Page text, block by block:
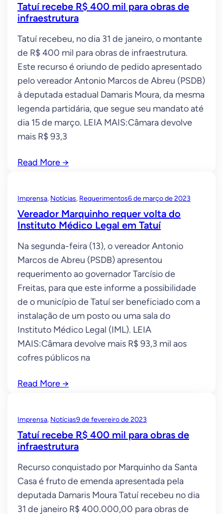
Tatuí recebe R$ 400 mil para obras de
infraestrutura
Tatuí recebeu, no dia 31 de janeiro, o montante
de R$ 400 mil para obras de infraestrutura.
Este recurso é oriundo de pedido apresentado
pelo vereador Antonio Marcos de Abreu (PSDB)
à deputada estadual Damaris Moura, da mesma
legenda partidária, que segue seu mandato até
dia 15 de março. LEIA MAIS:Câmara devolve
mais R$ 93,3
Read More →
Imprensa, Notícias, Requerimentos6 de março de 2023
Vereador Marquinho requer volta do
Instituto Médico Legal em Tatuí
Na segunda-feira (13), o vereador Antonio
Marcos de Abreu (PSDB) apresentou
requerimento ao governador Tarcísio de
Freitas, para que este informe a possibilidade
de o município de Tatuí ser beneficiado com a
instalação de um posto ou uma sala do
Instituto Médico Legal (IML). LEIA
MAIS:Câmara devolve mais R$ 93,3 mil aos
cofres públicos na
Read More →
Imprensa, Notícias9 de fevereiro de 2023
Tatuí recebe R$ 400 mil para obras de
infraestrutura
Recurso conquistado por Marquinho da Santa
Casa é fruto de emenda apresentada pela
deputada Damaris Moura Tatuí recebeu no dia
31 de janeiro R$ 400.000,00 para obras de